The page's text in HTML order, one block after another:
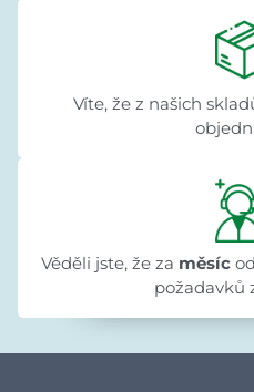
Víte, že z našich
Věděli jste, že za měsíc
požadavků